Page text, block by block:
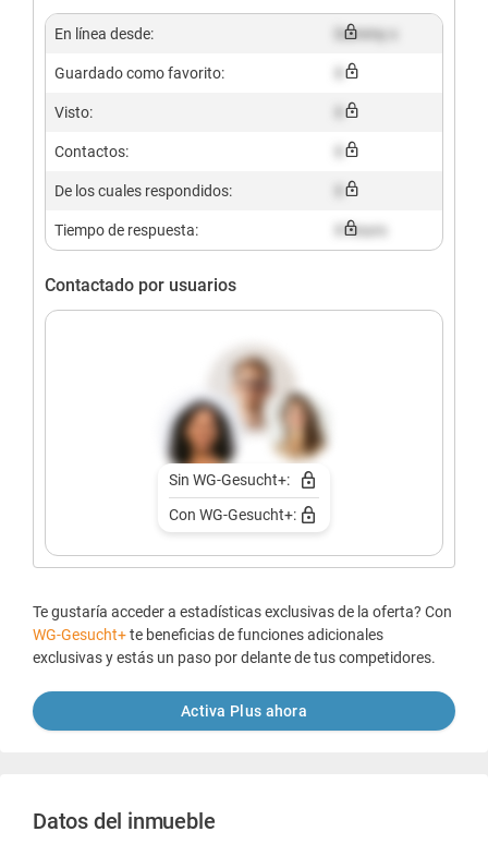
En línea desde: Dummy x
Guardado como favorito:
Visto:
Contactos:
De los cuales respondidos:
Tiempo de respuesta: X hours
Contactado por usuarios
Sin WG-Gesucht+:
Con WG-Gesucht+:
Te gustaría acceder a estadísticas exclusivas de la oferta? Con
WG-Gesucht+te beneficias de funciones adicionales
exclusivas y estás un paso por delante de tus competidores.
Activa Plus ahora
Datos del inmueble